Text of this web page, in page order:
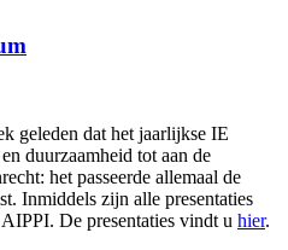
geleden dat het jaarlijkse IE
duurzaamheid tot aan de
het passeerde allemaal de
Inmiddels zijn alle presentaties
De presentaties vindt u hier.